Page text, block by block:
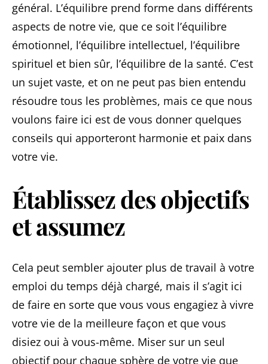
général. L’équilibre prend forme dans différents
aspects de notre vie, que ce soit l’équilibre
émotionnel, l’équilibre intellectuel, l’équilibre
spirituel et bien sûr, l’équilibre de la santé. C’est
un sujet vaste, et on ne peut pas bien entendu
résoudre tous les problèmes, mais ce que nous
voulons faire ici est de vous donner quelques
conseils qui apporteront harmonie et paix dans
votre vie.
Établissez des objectifs
et assumez
Cela peut sembler ajouter plus de travail à votre
emploi du temps déjà chargé, mais il s’agit ici
de faire en sorte que vous vous engagiez à vivre
votre vie de la meilleure façon et que vous
disiez oui à vous-même. Miser sur un seul
objectif pour chaque sphère de votre vie que